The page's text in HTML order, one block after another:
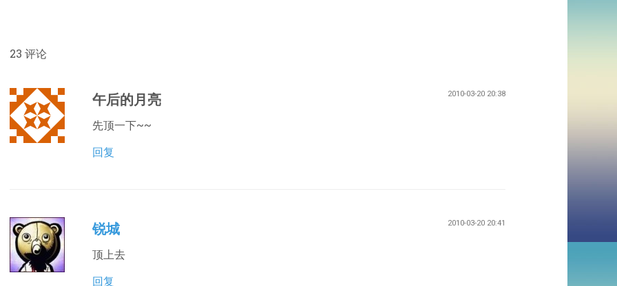
23 评论
午后的月亮 2010-03-20 20:38
先顶一下~~
回复
锐城 2010-03-20 20:41
顶上去
回复